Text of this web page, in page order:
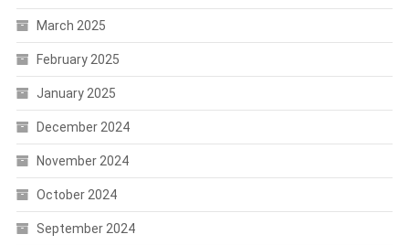
March 2025
February 2025
January 2025
December 2024
November 2024
October 2024
September 2024